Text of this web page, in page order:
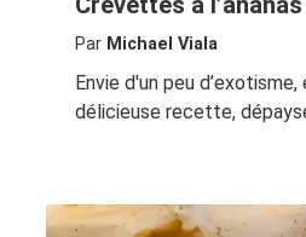
Par Michael Viala
Envie d'un peu
délicieuse recette,